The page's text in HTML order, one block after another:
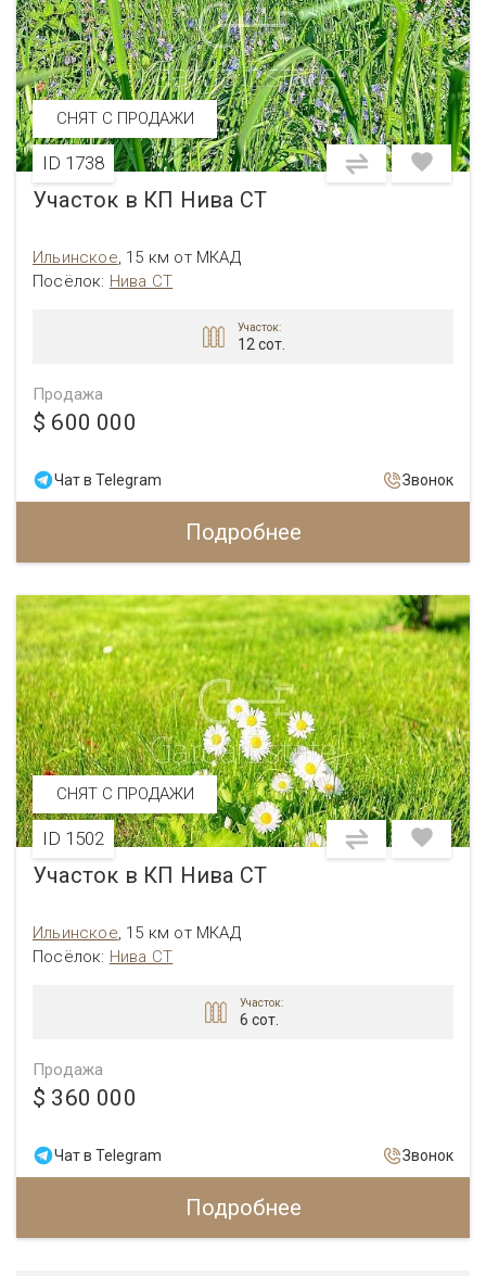
ID 1738
СНЯТ С ПРОДАЖИ
Участок в КП Нива СТ
Ильинское, 15 км от МКАД
Посёлок: Нива СТ
Участок:
12 сот.
Продажа
$ 600 000
Чат в Telegram Звонок
Подробнее
ID 1502
СНЯТ С ПРОДАЖИ
Участок в КП Нива СТ
Ильинское, 15 км от МКАД
Посёлок: Нива СТ
Участок:
6 сот.
Продажа
$ 360 000
Чат в Telegram Звонок
Подробнее